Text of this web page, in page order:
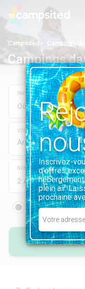
Campsited Campings
Campings
PAYS, RÉGION,
VOS DATES
Arrivée
NOMBRE DE PERSONNES
2 Adultes
Location
mobil-home, chalet...
Inscrivez-
d'offres
plein air.
prochaine